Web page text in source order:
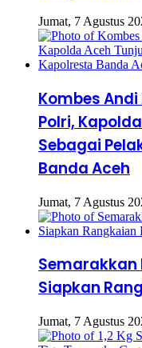
Jumat, 7 Agustus
Kombes
Polri,
Sebagai
Banda Aceh
Jumat, 7 Agustus
Semarakkan
Siapkan
Jumat, 7 Agustus